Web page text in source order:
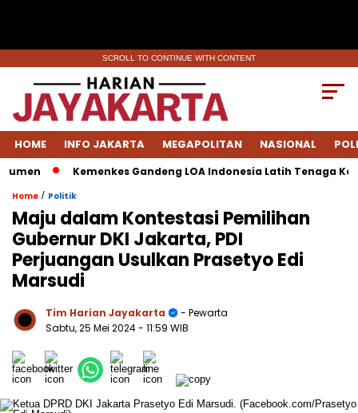
SCROLL TO CONTINUE WITH CONTENT
HOME INFO JAKARTA MEGAPOLITAN NASIONAL
Kemenkes Gandeng LOA Indonesia Latih Tenaga
Home / Politik
Maju dalam Kontestasi Pemilihan
Gubernur DKI Jakarta, PDI
Perjuangan Usulkan Prasetyo Edi
Marsudi
Tim Harian Jayakarta
- Pewarta
Sabtu, 25 Mei 2024- 11:59 WIB